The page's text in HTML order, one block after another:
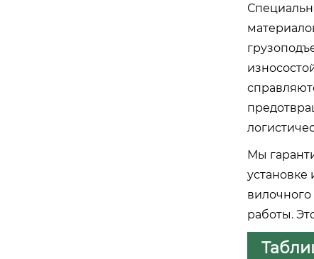
Мы
работы.